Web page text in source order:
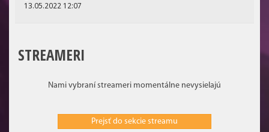
13.05.2022 12:07
STREAMERI
Nami vybraní streameri momentálne nevysielajú
Prejsť do sekcie streamu